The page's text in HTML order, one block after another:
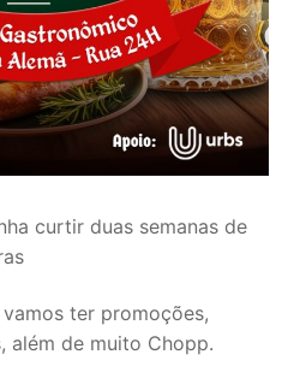
curtir duas semanas de
ter promoções,
além de muito Chopp.